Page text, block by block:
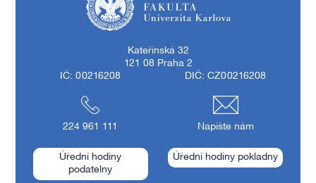
Kateřinská 32
121 08 Praha 2
IČ: 00216208
DIČ: CZ00216208
224 961 111 Napište nám
Úřední hodiny
podatelny
Úřední hodiny pokladny